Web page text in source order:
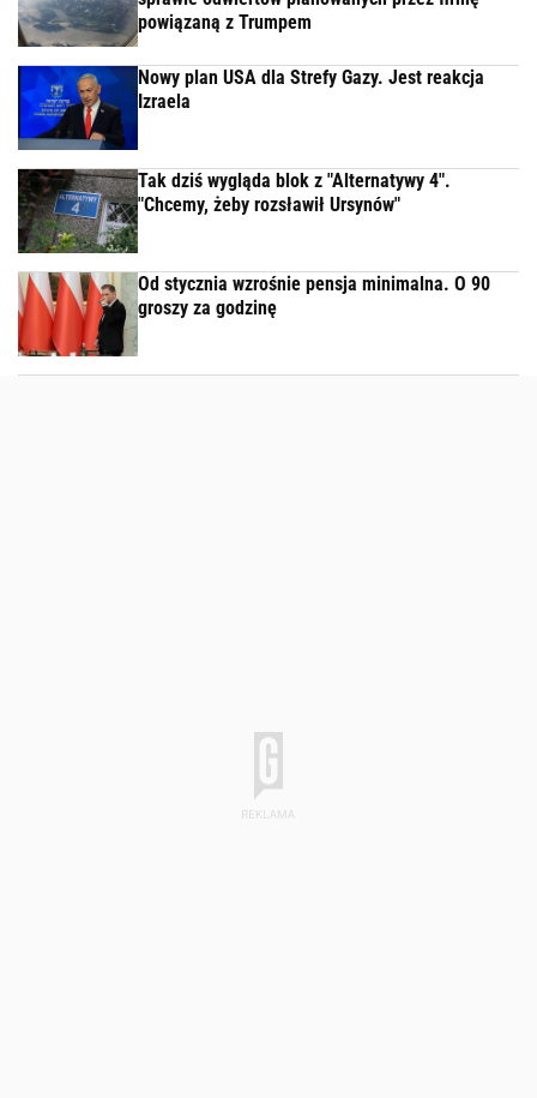
powiązaną z Trumpem
Nowy plan USA dla Strefy Gazy. Jest reakcja
Izraela
Tak dziś wygląda blok z "Alternatywy 4".
"Chcemy, żeby rozsławił Ursynów"
Od stycznia wzrośnie pensja minimalna. O 90
groszy za godzinę